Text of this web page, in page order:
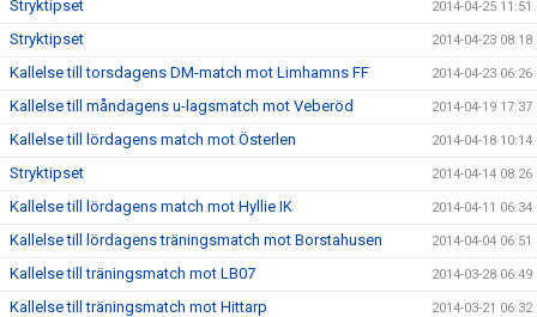
Stryktipset 2014-04-25 11:51
Stryktipset 2014-04-23 08:18
Kallelse till torsdagens DM-match mot Limhamns FF 2014-04-23 06:26
Kallelse till måndagens u-lagsmatch mot Veberöd 2014-04-19 17:37
Kallelse till lördagens match mot Österlen 2014-04-18 10:14
Stryktipset 2014-04-14 08:26
Kallelse till lördagens match mot Hyllie IK 2014-04-11 06:34
Kallelse till lördagens träningsmatch mot Borstahusen 2014-04-04 06:51
Kallelse till träningsmatch mot LB07 2014-03-28 06:49
Kallelse till träningsmatch mot Hittarp 2014-03-21 06:32